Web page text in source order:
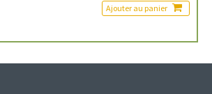
Ajouter au panier